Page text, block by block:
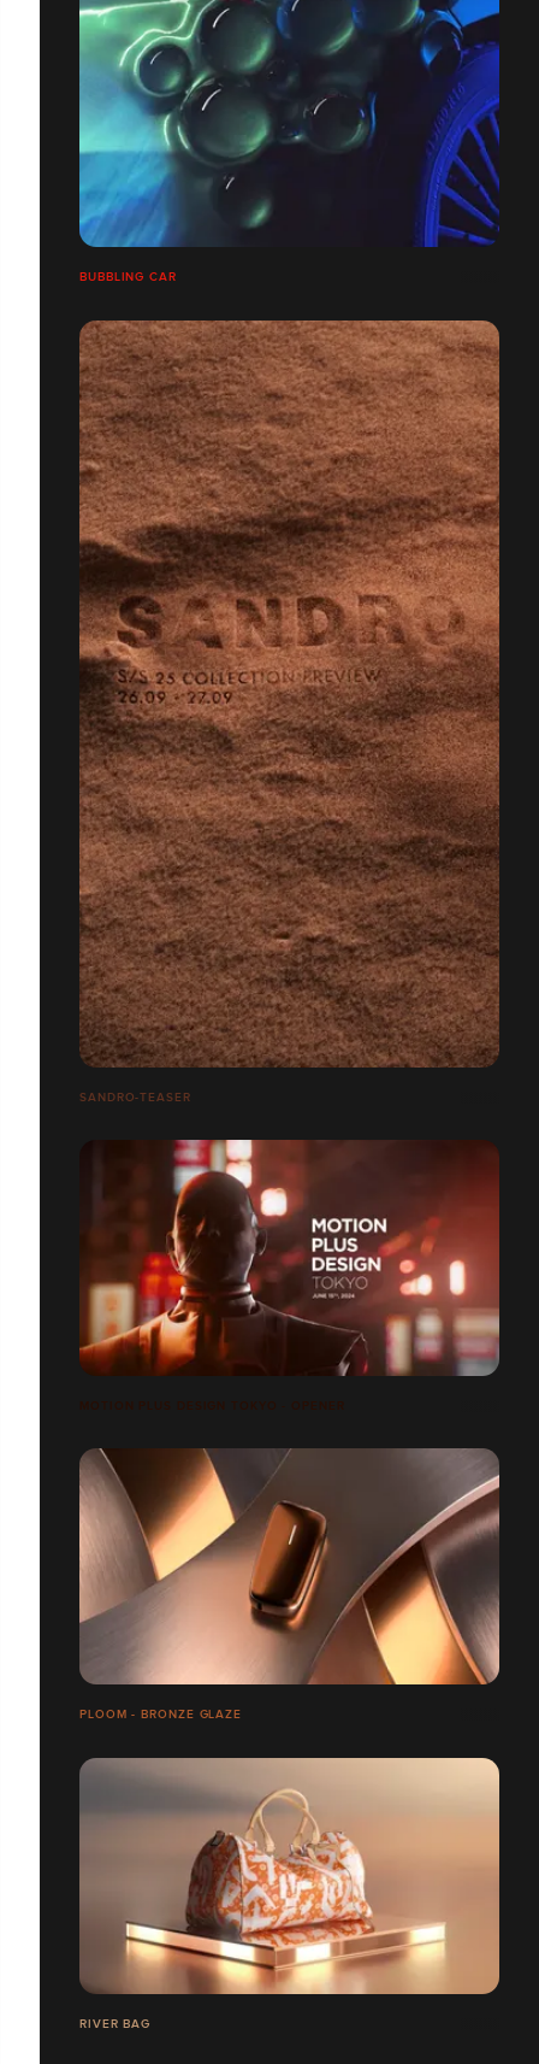
BUBBLING CAR
SANDRO-TEASER
PLOOM - BRONZE GLAZE
RIVER BAG